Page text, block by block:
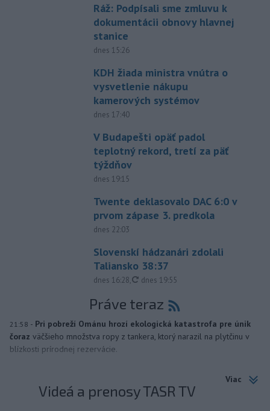
Ráž: Podpísali sme zmluvu k
dokumentácii obnovy hlavnej
stanice
dnes 15:26
KDH žiada ministra vnútra o
vysvetlenie nákupu
kamerových systémov
dnes 17:40
V Budapešti opäť padol
teplotný rekord, tretí za päť
týždňov
dnes 19:15
Twente deklasovalo DAC 6:0 v
prvom zápase 3. predkola
dnes 22:03
Slovenskí hádzanári zdolali
Taliansko 38:37
dnes 16:28, aktualizované
dnes 19:55
Práve teraz
21:58 - Pri pobreží Ománu hrozí ekologická katastrofa pre únik
čoraz väčšieho množstva ropy z tankera, ktorý narazil na plytčinu v
blízkosti prírodnej rezervácie.
Viac
Videá a prenosy TASR TV